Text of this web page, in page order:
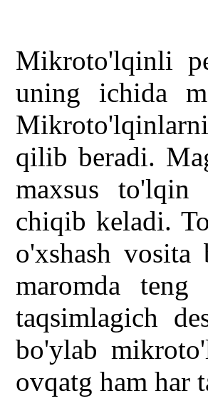
Mikroto'lqinli
uning ichida
qilib beradi.
maxsus to'lqin
chiqib keladi.
o'xshash
maromda
taqsimlagich
bo'ylab
ovqatg ham har